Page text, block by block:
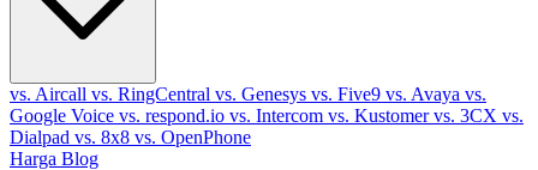
vs. Aircall vs. RingCentral vs. Genesys vs. Five9 vs. Avaya vs.
Google Voice vs. respond.io vs. Intercom vs. Kustomervs. 3CX vs.
Dialpad vs. 8x8 vs. OpenPhone
Harga Blog